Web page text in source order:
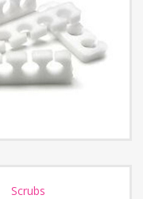
Scrubs